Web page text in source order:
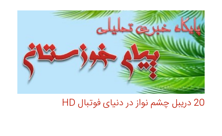
20 دریبل چشم نواز در دنیای فوتبال HD